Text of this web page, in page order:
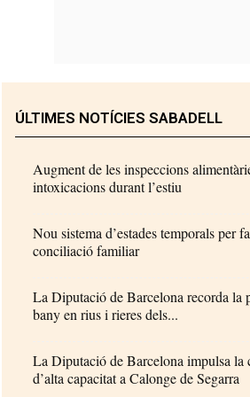
ÚLTIMES NOTÍCIES SABADELL
Augment de les inspeccions
intoxicacions durant l’estiu
Nou sistema d’estades temporals per
conciliació familiar
La Diputació de Barcelona recorda la
bany en rius i rieres dels...
La Diputació de Barcelona impulsa la
d’alta capacitat a Calonge de Segarra